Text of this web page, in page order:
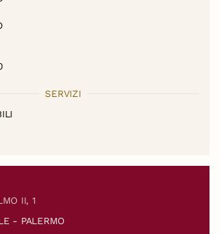
SERVIZI
II, 1
- PALERMO